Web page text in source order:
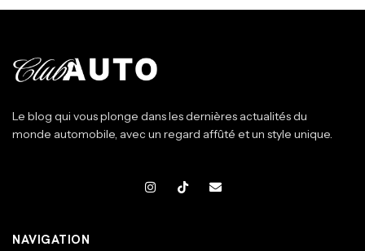
Le blog qui vous plonge dans les dernières actualités du
monde automobile, avec un regard affûté et un style unique.
NAVIGATION